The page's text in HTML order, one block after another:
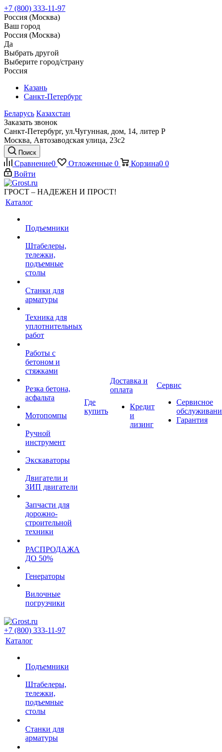
+7 (800) 333-11-97
Россия (Москва)
Ваш город
Россия (Москва)
Да
Выбрать другой
Выберите город/страну
Россия
Казань
Санкт-Петербург
Беларусь Казахстан
Заказать звонок
Санкт-Петербург, ул.Чугунная, дом, 14, литер Р
Москва, Автозаводская улица, 23с2
Поиск
Сравнение0 Отложенные 0 Корзина0 0
Войти
ГРОСТ – НАДЕЖЕН И ПРОСТ!
Каталог
Подъемники
Штабелеры,
тележки,
подъемные
столы
Станки для
арматуры
Техника для
уплотнительных
работ
Работы с
бетоном и
стяжками
Резка бетона,
асфальта
Мотопомпы
Ручной
инструмент
Экскаваторы
Двигатели и
ЗИП двигатели
Запчасти для
дорожно-
строительной
техники
РАСПРОДАЖА
ДО 50%
Генераторы
Вилочные
погрузчики
Где
купить
Доставка и
оплата
Кредит
и
лизинг
Сервис
Сервисное
Гарантия
+7 (800) 333-11-97
Каталог
Подъемники
Штабелеры,
тележки,
подъемные
столы
Станки для
арматуры